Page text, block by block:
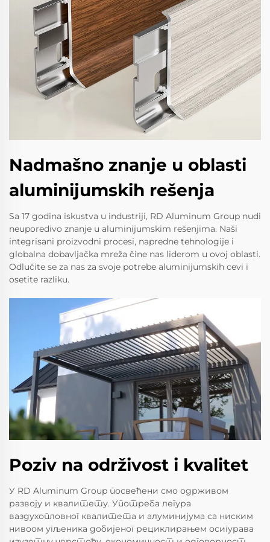
Nadmašno znanje u oblasti
aluminijumskih rešenja
Sa 17 godina iskustva u industriji, RD Aluminum Group nudi
neuporedivo znanje u aluminijumskim rešenjima. Naši
integrisani proizvodni procesi, napredne tehnologije i
globalna dobavljačka mreža čine nas liderom u ovoj oblasti.
Odlučite se za nas za svoje potrebe aluminijumskih cevi i
osetite razliku.
Poziv na održivost i kvalitet
У RD Aluminum Group посвећени смо одрживом
развоју и квалитету. Употреба легура
ваздухопловног квалитета и алуминијума са ниским
нивоом угљеника добијеног рециклирањем осигурава